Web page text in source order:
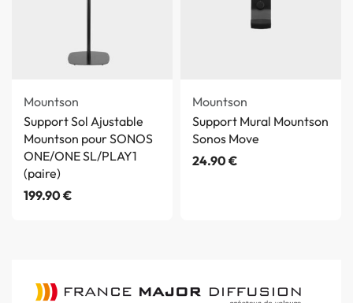
Mountson
Support Sol Ajustable
Mountson pour SONOS
ONE/ONE SL/PLAY1
(paire)
199.90€
Mountson
Support Mural Mountson
Sonos Move
24.90€